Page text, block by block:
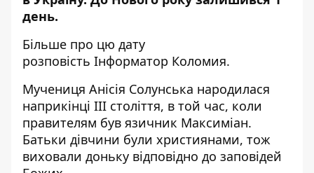
день.
Більше про цю дату
розповість Інформатор Коломия.
Мучениця Анісія Солунська народилася
наприкінці III століття, в той час, коли
правителям був язичник Максиміан.
Батьки дівчини були християнами, тож
виховали доньку відповідно до заповідей